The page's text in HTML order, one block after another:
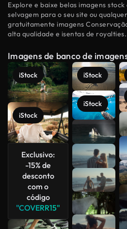
Explore e baixe belas imagens
selvagem para o seu site ou
gratuitamente imagens
alta qualidade e isentas de royalties.
Imagens de banco de
iStock
iStock
Exclusivo:
-15% de
desconto
com o
código
"COVERR15"
iStock
iStock